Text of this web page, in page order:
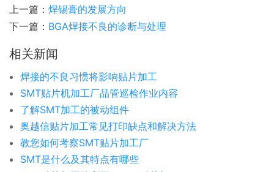
上一篇： 焊锡膏的发展方向
下一篇： BGA焊接不良的诊断与处理
相关新闻
焊接的不良习惯将影响贴片加工
SMT贴片机加工厂品管巡检作业内容
了解SMT加工的被动组件
奥越信贴片加工常见打印缺点和解决方法
教您如何考察SMT贴片加工厂
SMT是什么及其特点有哪些